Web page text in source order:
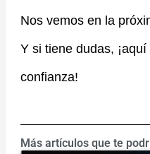
Nos vemos en la
Y si tiene dudas,
confianza!
Más artículos que te